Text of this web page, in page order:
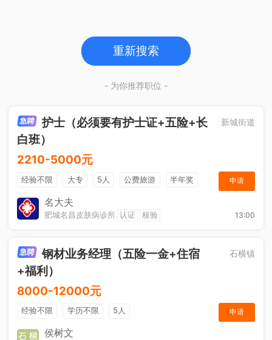
重新搜索
- 为你推荐职位 -
护士（必须要有护士证+五险+长
白班）
新城街道
2210-5000元
经验不限 大专 5人 公费旅游
半年奖
奖金
综合补贴
申请
名大夫
肥城名昌皮肤病诊所 认证 核验 13:00
钢材业务经理（五险一金+住宿
+福利）
石横镇
8000-12000元
经验不限 学历不限 5人 申请
侯树文